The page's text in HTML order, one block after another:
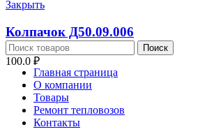
Закрыть
Колпачок Д50.09.006
100.0 ₽
Поиск
Главная страница
О компании
Товары
Ремонт тепловозов
Контакты